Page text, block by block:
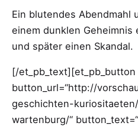
Ein blutendes Abendmahl
einem dunklen
und später einen Skandal.
[/et_pb_text][et_pb_button
button_url=“http://
geschichten-
wartenburg/“